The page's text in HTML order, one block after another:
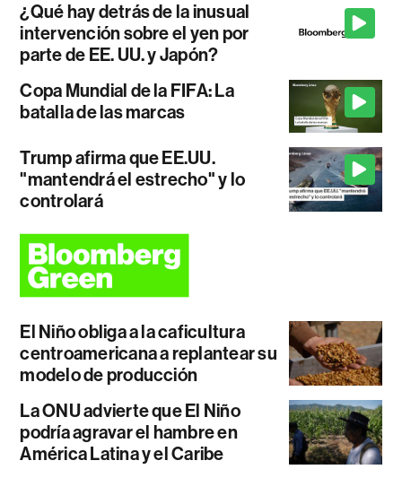
¿Qué hay detrás de la inusual
intervención sobre el yen por
parte de EE. UU. y Japón?
Copa Mundial de la FIFA: La
batalla de las marcas
Trump afirma que EE.UU.
"mantendrá el estrecho" y lo
controlará
El Niño obliga a la caficultura
centroamericana a replantear su
modelo de producción
La ONU advierte que El Niño
podría agravar el hambre en
América Latina y el Caribe